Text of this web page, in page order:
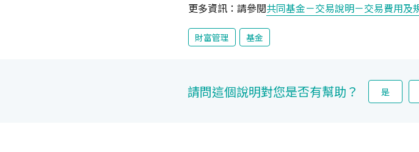
更多資訊：請參閱共同基金－交易說明－交易費用及
財富管理 基金
請問這個說明對您是否有幫助？ 是